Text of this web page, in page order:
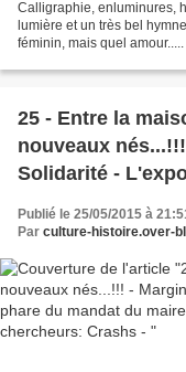
Calligraphie, enluminures,
lumière et un très bel
féminin, mais quel
25 - Entre la
nouveaux
Solidarité -
Les bateaux de
Crashs -
Publié le 25/05/2015 à
Par culture-histoire.over-